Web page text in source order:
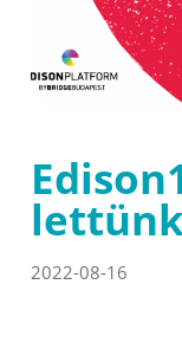
2022-08-16